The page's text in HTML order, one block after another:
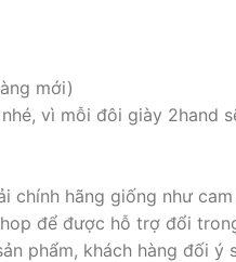
mới)
vì mỗi đôi giày 2hand
chính hãng giống như
để được hỗ trợ đổi
phẩm, khách hàng đối ý